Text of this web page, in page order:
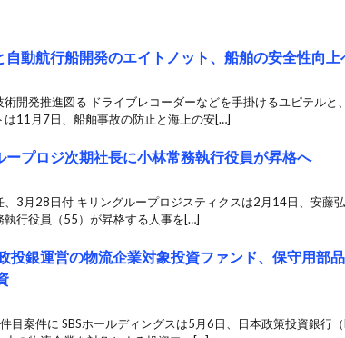
自動航行船開発のエイトノット、船舶の安全性向
術開発推進図る ドライブレコーダーなどを手掛けるユピテルと
は11月7日、船舶事故の防止と海上の安[…]
ープロジ次期社長に小林常務執行役員が昇格へ
、3月28日付 キリングループロジスティクスは2月14日、安藤
執行役員（55）が昇格する人事を[…]
投銀運営の物流企業対象投資ファンド、保守用部
目案件に SBSホールディングスは5月6日、日本政策投資銀行